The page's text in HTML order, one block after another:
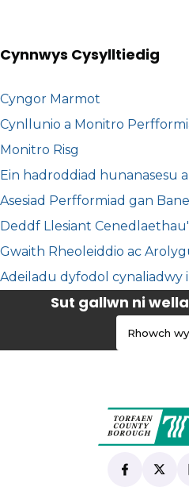
Cynnwys Cysylltiedig
Cyngor Marmot
Cynllunio a Monitro
Monitro Risg
Ein hadroddiad hunanasesu
Asesiad Perfformiad gan Banel
Deddf Llesiant
Gwaith Rheoleiddio ac
Adeiladu dyfodol cynaliadwy
Sut gallwn ni
Rhowch
Find us on
(yn agor
(yn